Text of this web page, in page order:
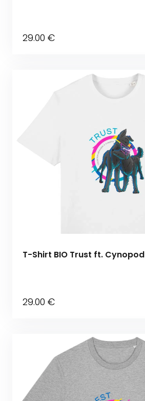
29.00 €
T-Shirt BIO Trust ft. Cynopod
29.00 €